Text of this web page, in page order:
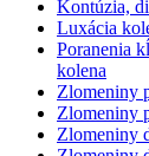
Kontúzia,
Luxácia
Poranenia
kolena
Zlomeniny
Zlomeniny
Zlomeniny